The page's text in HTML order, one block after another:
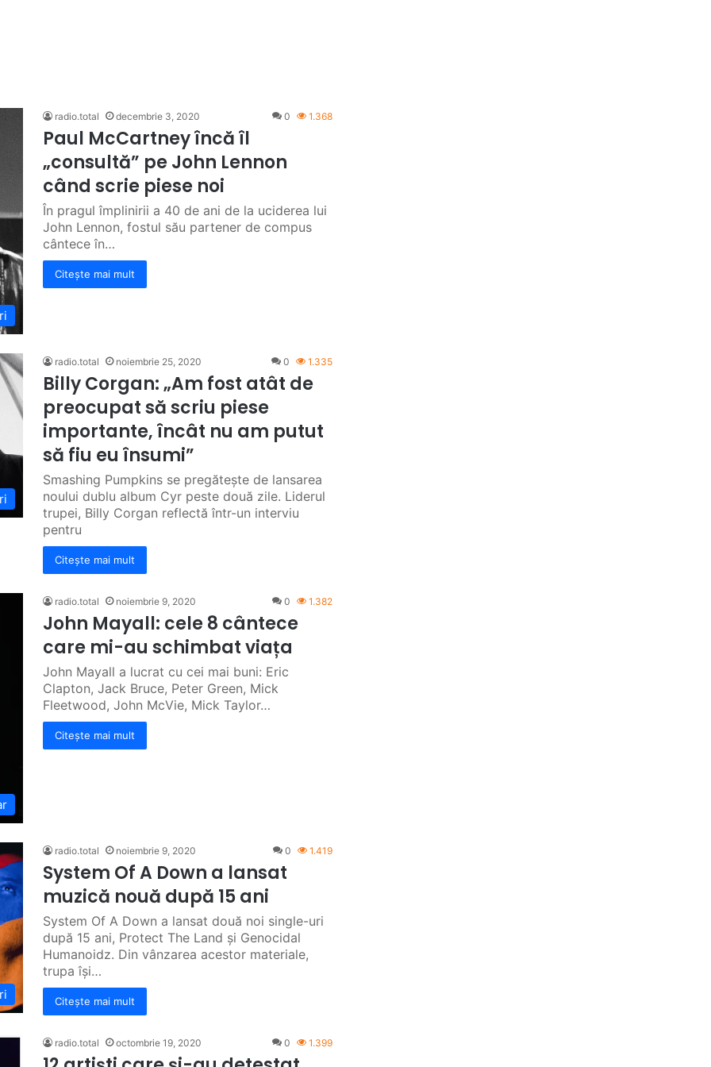
radio.total decembrie 3, 2020 0 1.368
Paul McCartney încă îl
„consultă” pe John Lennon
când scrie piese noi
În pragul împlinirii a 40 de ani de la uciderea lui
John Lennon, fostul său partener de compus
cântece în…
Citește mai mult
radio.total noiembrie 25, 2020 0 1.335
Billy Corgan: „Am fost atât de
preocupat să scriu piese
importante, încât nu am putut
să fiu eu însumi”
Smashing Pumpkins se pregătește de lansarea
noului dublu album Cyr peste două zile. Liderul
trupei, Billy Corgan reflectă într-un interviu
pentru
Citește mai mult
radio.total noiembrie 9, 2020 0 1.382
John Mayall: cele 8 cântece
care mi-au schimbat viața
John Mayall a lucrat cu cei mai buni: Eric
Clapton, Jack Bruce, Peter Green, Mick
Fleetwood, John McVie, Mick Taylor…
Citește mai mult
radio.total noiembrie 9, 2020 0 1.419
System Of A Down a lansat
muzică nouă după 15 ani
System Of A Down a lansat două noi single-uri
după 15 ani, Protect The Land și Genocidal
Humanoidz. Din vânzarea acestor materiale,
trupa își…
Citește mai mult
radio.total octombrie 19, 2020 0 1.399